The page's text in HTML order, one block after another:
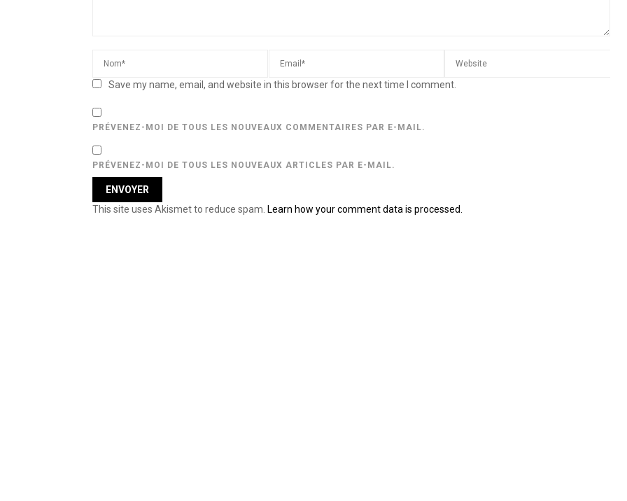
Save my name, email, and website in this browser for the next time I comment.
PRÉVENEZ-MOI DE TOUS LES NOUVEAUX COMMENTAIRES PAR E-MAIL.
PRÉVENEZ-MOI DE TOUS LES NOUVEAUX ARTICLES PAR E-MAIL.
This site uses Akismet to reduce spam. Learn how your comment data is processed.